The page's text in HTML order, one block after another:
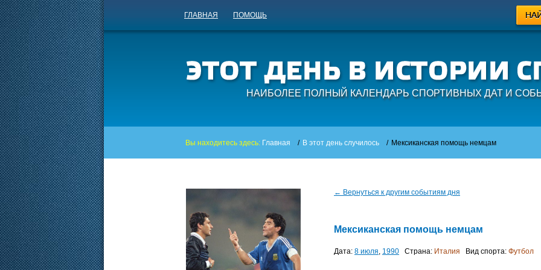
ГЛАВНАЯ ПОМОЩЬ
НАИБОЛЕЕ ПОЛНЫЙ КАЛЕНДАРЬ СПОРТИВНЫХ ДАТ И
Вы находитесь здесь: Главная / В этот день случилось / Мексиканская помощь немцам
← Вернуться к другим событиям дня
Мексиканская помощь немцам
Дата: 8 июля, 1990 Страна: Италия Вид спорта: Футбол